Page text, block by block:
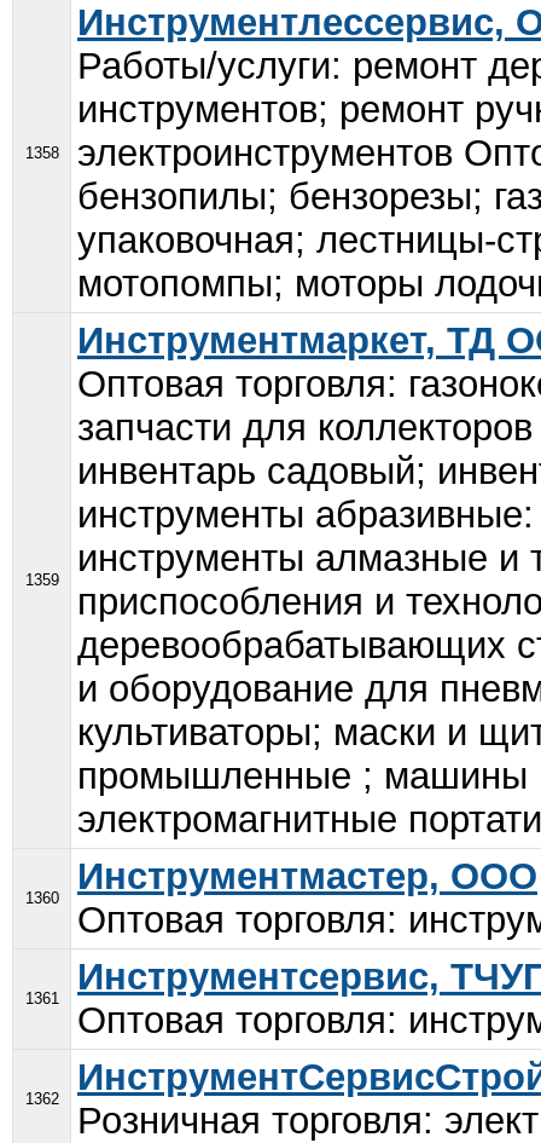
1358
Инструментлессервис,
Работы/услуги: ремонт
инструментов; ремонт
электроинструментов
бензопилы; бензорезы;
упаковочная; лестницы-
мотопомпы; моторы
1359
Инструментмаркет, ТД
Оптовая торговля:
запчасти для
инвентарь садовый;
инструменты
инструменты алмазные и
приспособления и
деревообрабатывающих
и оборудование для
культиваторы; маски и
промышленные ; машины
электромагнитные
1360
Инструментмастер, ООО
Оптовая торговля:
1361
Инструментсервис,
Оптовая торговля:
1362
Розничная торговля: